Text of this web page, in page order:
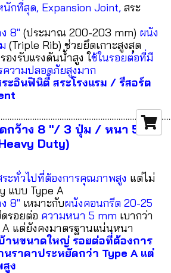
กที่สุด, Expansion Joint, สระ
8" (ประมาณ 200-203 mm) ผนัง
(Triple Rib) ช่วยยึดเกาะสูงสุด
องรับแรงดันน้ำสูง ใช้ในรอยต่อที่มี
วามปลอดภัยสูงมาก
ะอินฟินิตี้ สระโรงแรม / รีสอร์ต
กว้าง 8 "/ 3 ปุ่ม / หนา 5
Duty)
ะทั่วไปที่ต้องการคุณภาพสูง แต่ไม่
แบบ Type A
8" เหมาะกับผนังคอนกรีต 20-25
รอยต่อ ความหนา 5 mm เบากว่า
A แต่ยังคงมาตรฐานแน่นหนา
านขนาดใหญ่ รอยต่อที่ต้องการ
ราคาประหยัดกว่า Type A แต่
ง